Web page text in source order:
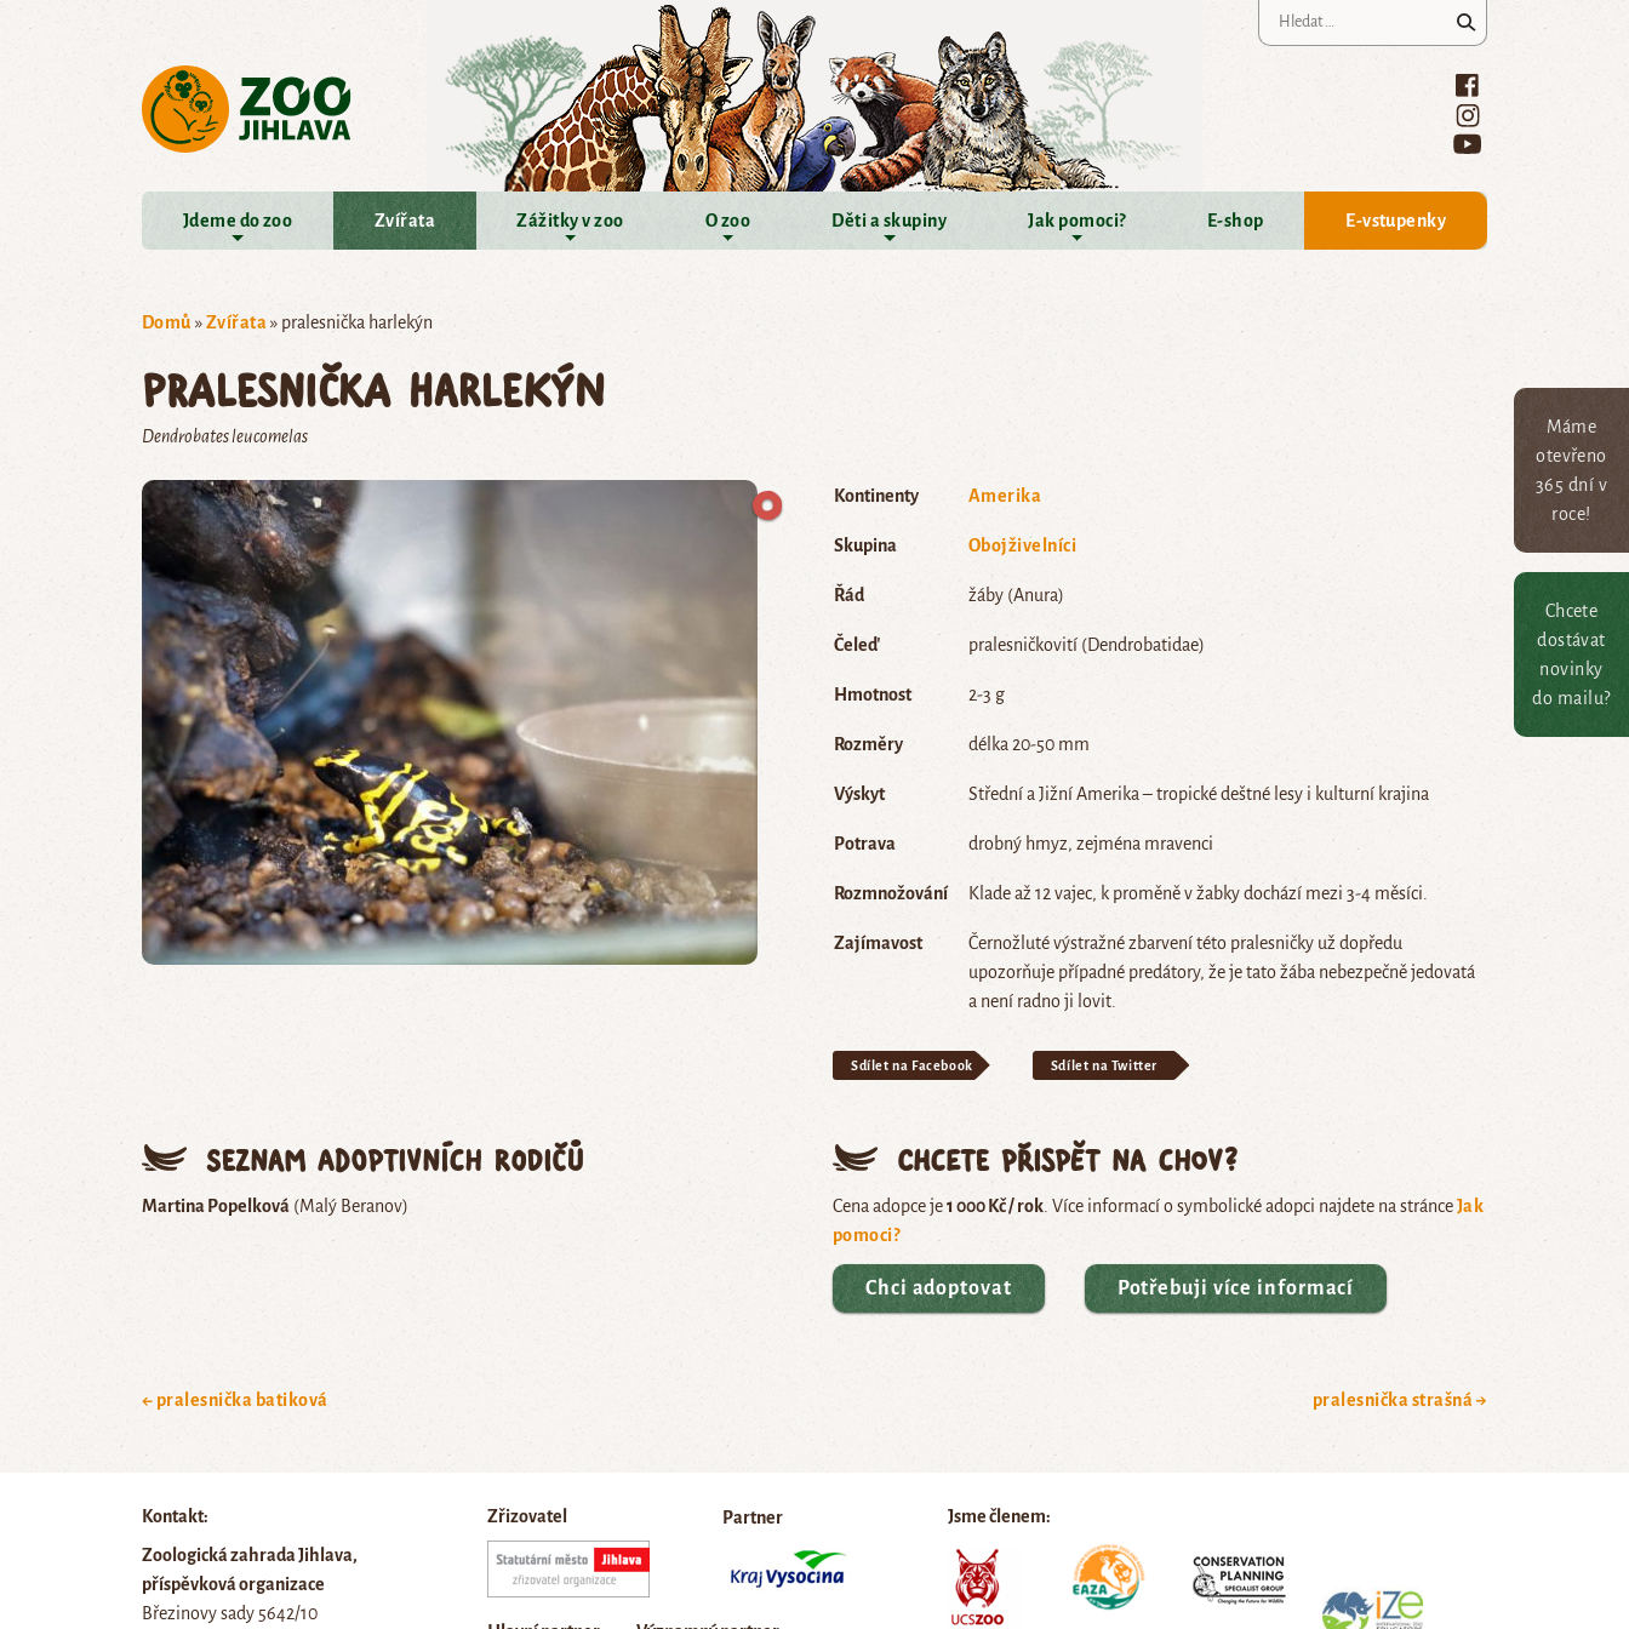
Máme
otevřeno
365 dní v
roce!
Chcete
dostávat
novinky
do mailu?
Jdeme do zoo Zvířata Zážitky v zoo O zoo Děti a skupiny Jak pomoci? E-shop E-vstupenky
Domů »Zvířata» pralesnička harlekýn
pralesnička harlekýn
Dendrobates leucomelas
Kontinenty Amerika
Skupina Obojživelníci
Řád žáby (Anura)
Čeleď pralesničkovití (Dendrobatidae)
Hmotnost 2-3 g
Rozměry délka 20-50 mm
Výskyt Střední a Jižní Amerika – tropické deštné lesy i kulturní krajina
Potrava drobný hmyz, zejména mravenci
Rozmnožování Klade až 12 vajec, k proměně v žabky dochází mezi 3-4 měsíci.
Zajímavost
Černožluté výstražné zbarvení této pralesničky už dopředu
upozorňuje případné predátory, že je tato žába nebezpečně jedovatá
a není radno ji lovit.
Sdílet na Facebook Sdílet na Twitter
Seznam adoptivních rodičů
Martina Popelková (Malý Beranov)
Chcete přispět na chov?
Cena adopce je1 000 Kč / rok. Více informací o symbolické adopci najdete na stránceJak
pomoci?
Chci adoptovat Potřebuji více informací
← pralesnička batiková pralesnička strašná →
Kontakt:
Zoologická zahrada Jihlava,
příspěvková organizace
Březinovy sady 5642/10
Zřizovatel Partner Jsme členem: